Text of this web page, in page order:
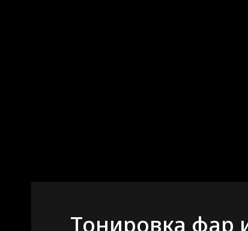
Тонировка фар